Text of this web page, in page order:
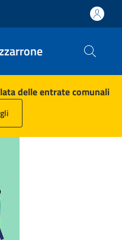
delle entrate comunali